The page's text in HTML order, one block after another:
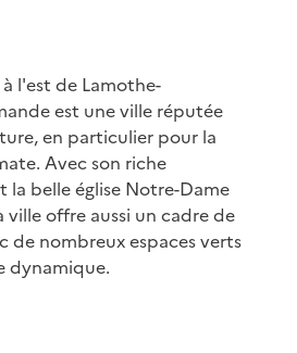
l'est de Lamothe-
est une ville réputée
en particulier pour la
Avec son riche
belle église Notre-Dame
ville offre aussi un cadre de
de nombreux espaces verts
dynamique.